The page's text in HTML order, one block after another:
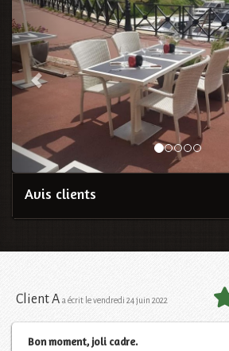
Avis clients
Client A a écrit le vendredi 24 juin 2022
Bon moment, joli cadre.